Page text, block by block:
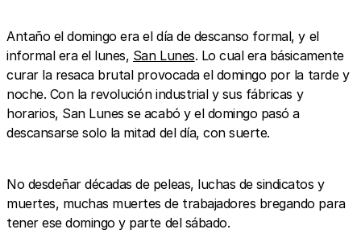
Antaño el domingo era el día de descanso formal, y el
informal era el lunes, San Lunes. Lo cual era básicamente
curar la resaca brutal provocada el domingo por la tarde y
noche. Con la revolución industrial y sus fábricas y
horarios, San Lunes se acabó y el domingo pasó a
descansarse solo la mitad del día, con suerte.
No desdeñar décadas de peleas, luchas de sindicatos y
muertes, muchas muertes de trabajadores bregando para
tener ese domingo y parte del sábado.